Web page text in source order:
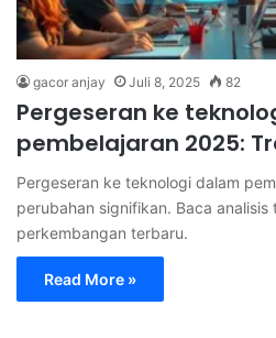
gacor anjay Juli 8, 2025 82
Pergeseran ke
pembelajaran 2025:
Pergeseran ke teknologi dalam
perubahan signifikan. Baca
perkembangan terbaru.
Read More »